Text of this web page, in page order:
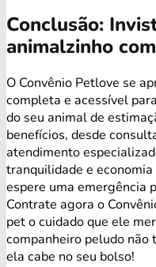
Conclusão:
animalzinho
O Convênio Petlove se
completa e acessível
do seu animal de
benefícios, desde
atendimento
tranquilidade e
espere uma emergência
Contrate agora o
pet o cuidado que ele
companheiro peludo não
ela cabe no seu bolso!